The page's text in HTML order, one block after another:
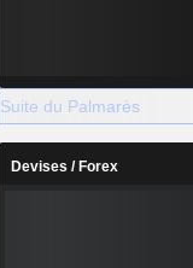
Suite du Palmarès
Devises / Forex